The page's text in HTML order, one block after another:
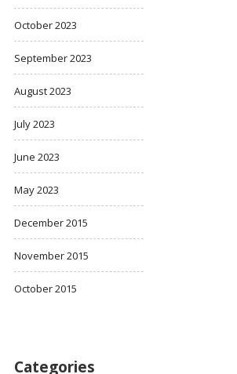
October 2023
September 2023
August 2023
July 2023
June 2023
May 2023
December 2015
November 2015
October 2015
Categories